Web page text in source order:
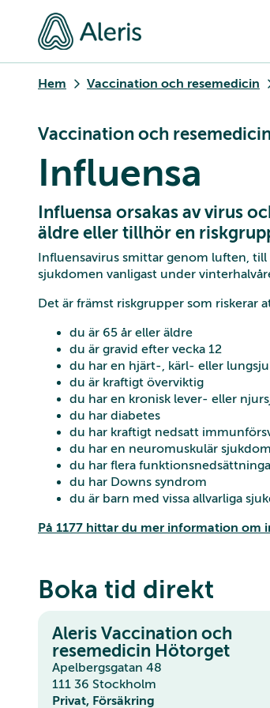
Hem Vaccination och resemedicin
Vaccination och
Influensa
Influensa orsakas av virus
äldre eller tillhör en
Influensavirus smittar genom luften,
sjukdomen vanligast under
Det är främst riskgrupper som riskerar
du är 65 år eller äldre
du är gravid efter vecka 12
du har en hjärt-, kärl- eller
du är kraftigt överviktig
du har en kronisk lever- eller
du har diabetes
du har kraftigt nedsatt
du har en neuromuskulär
du har flera
du har Downs syndrom
du är barn med vissa allvarliga
På 1177 hittar du mer information om
Boka tid direkt
Aleris Vaccination och
resemedicin Hötorget
Apelbergsgatan 48
111 36 Stockholm
Privat, Försäkring